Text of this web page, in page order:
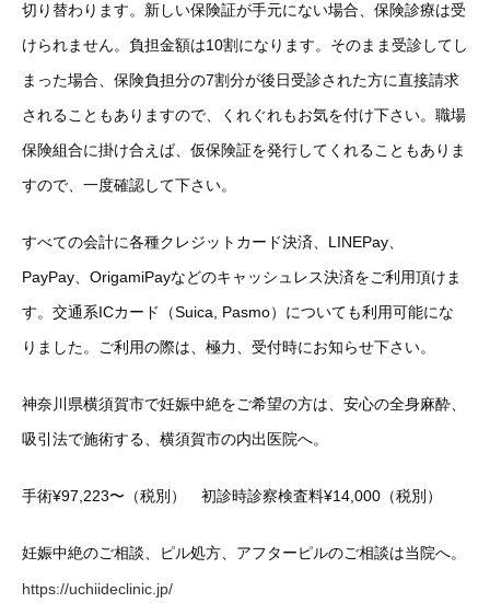
切り替わります。新しい保険証が手元にない場合、保険診療は受
けられません。負担金額は10割になります。そのまま受診してし
まった場合、保険負担分の7割分が後日受診された方に直接請求
されることもありますので、くれぐれもお気を付け下さい。職場
保険組合に掛け合えば、仮保険証を発行してくれることもありま
すので、一度確認して下さい。
すべての会計に各種クレジットカード決済、LINEPay、
PayPay、OrigamiPayなどのキャッシュレス決済をご利用頂けま
す。交通系ICカード（Suica, Pasmo）についても利用可能にな
りました。ご利用の際は、極力、受付時にお知らせ下さい。
神奈川県横須賀市で妊娠中絶をご希望の方は、安心の全身麻酔、
吸引法で施術する、横須賀市の内出医院へ。
手術¥97,223〜（税別） 初診時診察検査料¥14,000（税別）
妊娠中絶のご相談、ピル処方、アフターピルのご相談は当院へ。
https://uchiideclinic.jp/